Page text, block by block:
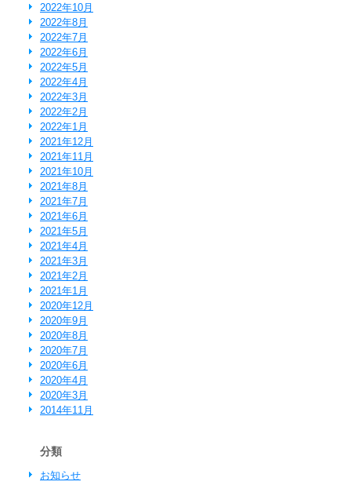
2022年10月
2022年8月
2022年7月
2022年6月
2022年5月
2022年4月
2022年3月
2022年2月
2022年1月
2021年12月
2021年11月
2021年10月
2021年8月
2021年7月
2021年6月
2021年5月
2021年4月
2021年3月
2021年2月
2021年1月
2020年12月
2020年9月
2020年8月
2020年7月
2020年6月
2020年4月
2020年3月
2014年11月
分類
お知らせ